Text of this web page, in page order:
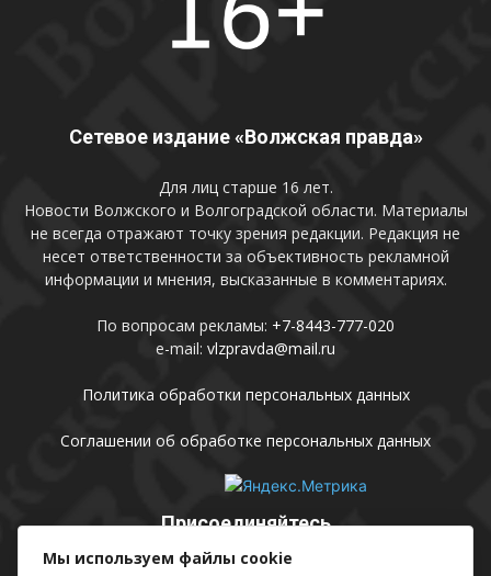
Сетевое издание «Волжская правда»
Для лиц старше 16 лет.
Новости Волжского и Волгоградской области. Материалы
не всегда отражают точку зрения редакции. Редакция не
несет ответственности за объективность рекламной
информации и мнения, высказанные в комментариях.
По вопросам рекламы: +7-8443-777-020
e-mail: vlzpravda@mail.ru
Политика обработки персональных данных
Соглашении об обработке персональных данных
Присоединяйтесь
Мы используем файлы cookie